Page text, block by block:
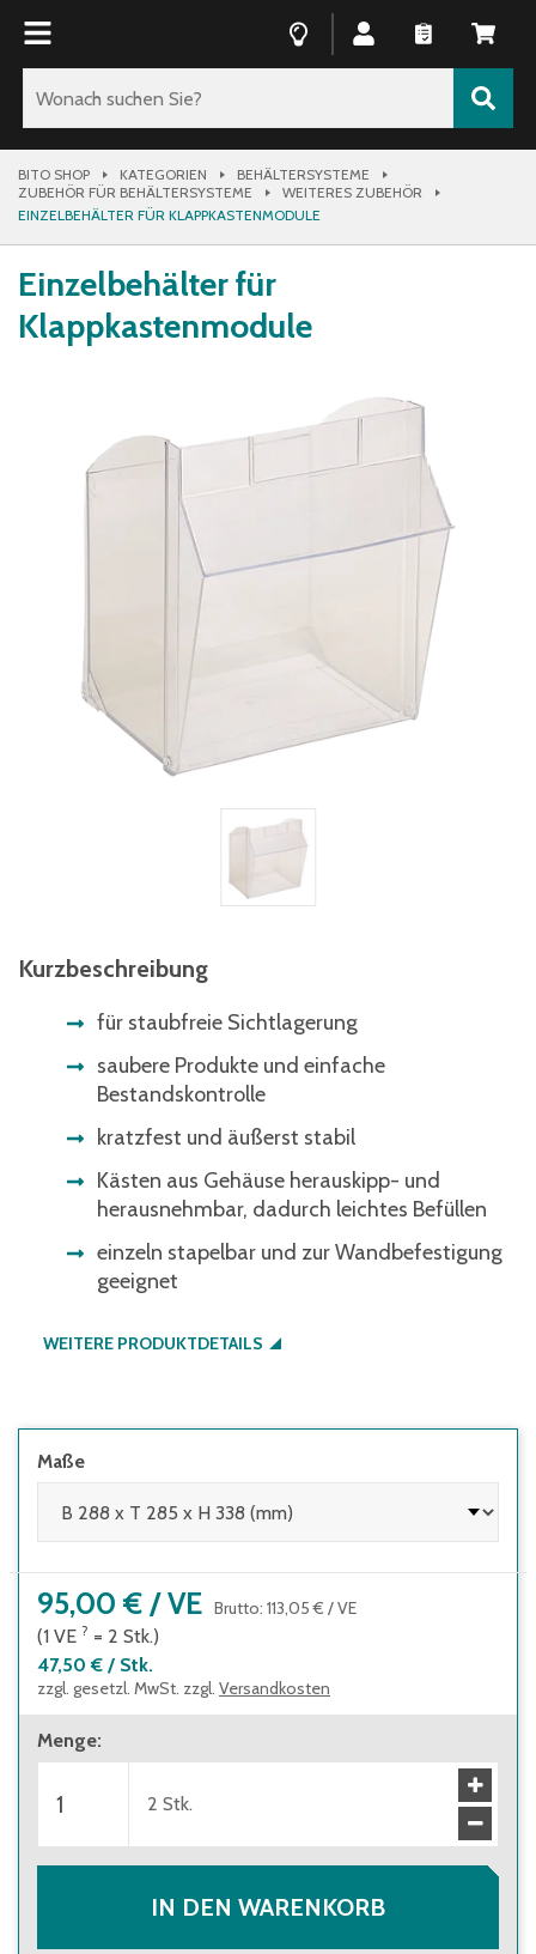
BITO SHOP KATEGORIEN
BEHÄLTERSYSTEME
ZUBEHÖR FÜR BEHÄLTERSYSTEME
WEITERES ZUBEHÖR
EINZELBEHÄLTER FÜR KLAPPKASTENMODULE
Einzelbehälter für
Klappkastenmodule
Kurzbeschreibung
für staubfreie Sichtlagerung
saubere Produkte und einfache
Bestandskontrolle
kratzfest und äußerst stabil
Kästen aus Gehäuse herauskipp- und
herausnehmbar, dadurch leichtes Befüllen
einzeln stapelbar und zur Wandbefestigung
geeignet
WEITERE PRODUKTDETAILS
Maße
95,00 € /VE Brutto: 113,05 € /VE
(1 VE ? = 2 Stk.)
47,50 € / Stk.
zzgl. gesetzl. MwSt. zzgl. Versandkosten
Menge:
2 Stk.
IN DEN WARENKORB